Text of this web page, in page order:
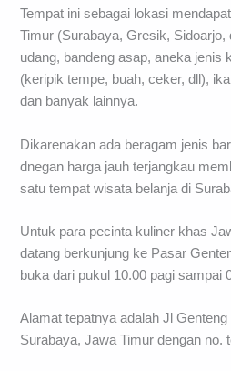
Tempat ini sebagai lokasi
Timur (Surabaya, Gresik,
udang, bandeng asap, aneka jenis
(keripik tempe, buah, ceker, dll),
dan banyak lainnya.
Dikarenakan ada beragam jenis
dnegan harga jauh terjangkau
satu tempat wisata belanja di
Untuk para pecinta kuliner khas
datang berkunjung ke Pasar
buka dari pukul 10.00 pagi sampai
Alamat tepatnya adalah Jl Genteng
Surabaya, Jawa Timur dengan no.